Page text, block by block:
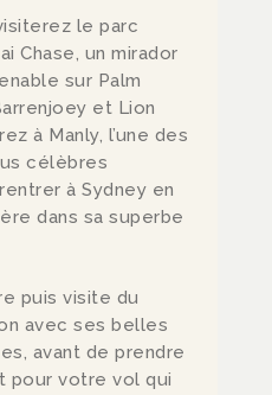
le parc
Chase, un mirador
sur Palm
et Lion
à Manly, l’une des
célèbres
à Sydney en
dans sa superbe
puis visite du
avec ses belles
avant de prendre
pour votre vol qui